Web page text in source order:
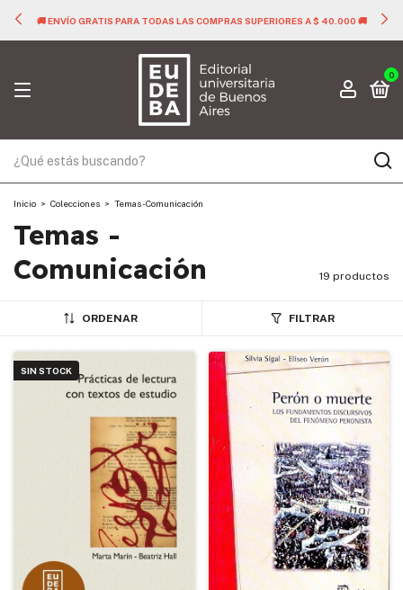
🚚 🚚 ENVÍO GRATIS PARA TODAS LAS COMPRAS SUPERIORES A $
0
Inicio > Colecciones > Temas - Comunicación
Temas -
Comunicación
19 productos
ORDENAR FILTRAR
SIN STOCK